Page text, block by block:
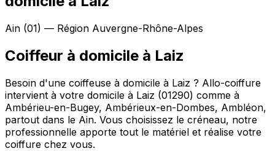
Ain (01) — Région Auvergne-Rhône-Alpes
Coiffeur à domicile à Laiz
Besoin d'une coiffeuse à domicile à Laiz ? Allo-coiffure
intervient à votre domicile à Laiz (01290) comme à
Ambérieu-en-Bugey, Ambérieux-en-Dombes, Ambléon,
partout dans le Ain. Vous choisissez le créneau, notre
professionnelle apporte tout le matériel et réalise votre
coiffure chez vous.